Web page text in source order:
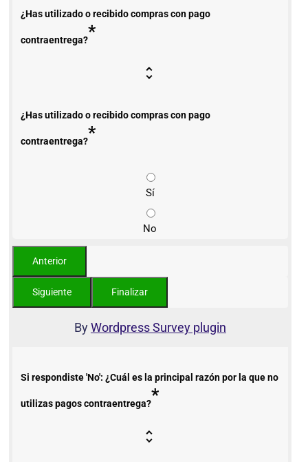
¿Has utilizado o recibido compras con pago
contraentrega?*
¿Has utilizado o recibido compras con pago
contraentrega?*
Sí
No
ByWordpress Survey plugin
Si respondiste 'No': ¿Cuál es la principal razón por la que no
utilizas pagos contraentrega?*